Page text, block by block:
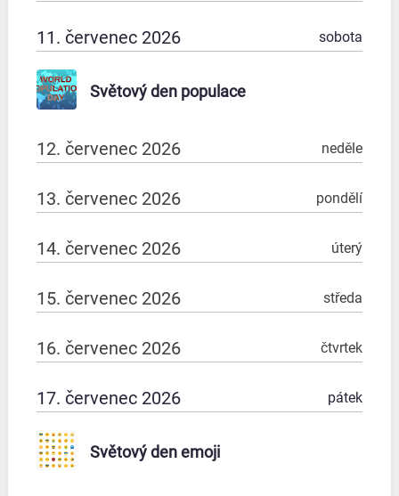
11. červenec 2026 sobota
Světový den populace
12. červenec 2026 neděle
13. červenec 2026 pondělí
14. červenec 2026 úterý
15. červenec 2026 středa
16. červenec 2026 čtvrtek
17. červenec 2026 pátek
Světový den emoji